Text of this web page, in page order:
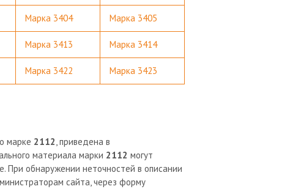
Марка 3404 Марка 3405
Марка 3413 Марка 3414
Марка 3422 Марка 3423
марке 2112, приведена в
материала марки 2112 могут
При обнаружении неточностей в описании
сайта, через форму